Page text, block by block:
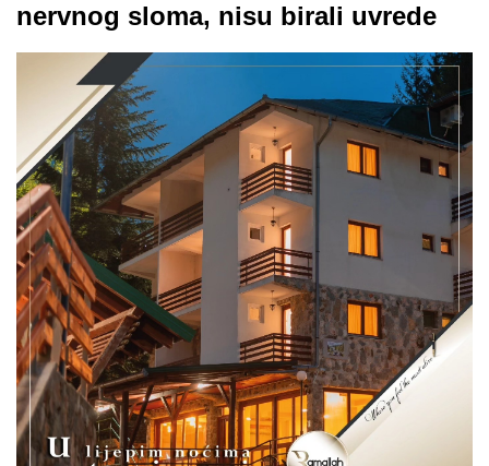
nervnog sloma, nisu birali uvrede